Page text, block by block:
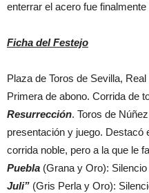
enterrar el acero fue finalmente
Ficha del Festejo
Plaza de Toros de Sevilla,
Primera de abono. Corrida de
Resurrección. Toros de
presentación y juego. Destacó
corrida noble, pero a la que le
Puebla (Grana y Oro):
Juli” (Gris Perla y Oro):